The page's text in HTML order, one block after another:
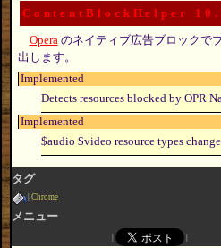
ContentBlockHelper
Operaのネイティブ広告ブロックで
出します。
Implemented
Detects resources blocked by OPR
Implemented
$audio $video resource types
タグ
Chrome
メニュー